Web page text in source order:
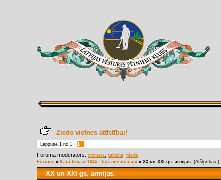
Ziedo vietnes attīstībai!
Lappuse 1 no 1
1
Foruma moderators: otomars Valduha
Meilis
Forums » Kara tēma » 1945 - līdz mūsdienām » XX un XXI gs. armijas. (Atšķirības.)
XX un XXI gs. armijas.